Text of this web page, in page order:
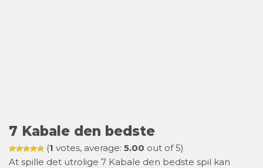
7 Kabale den bedste
(1 votes, average: 5.00 out of 5)
At spille det utrolige 7 Kabale den bedste spil kan